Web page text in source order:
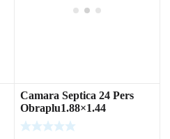
Camara Septica 24 Pers
Obraplu1.88×1.44